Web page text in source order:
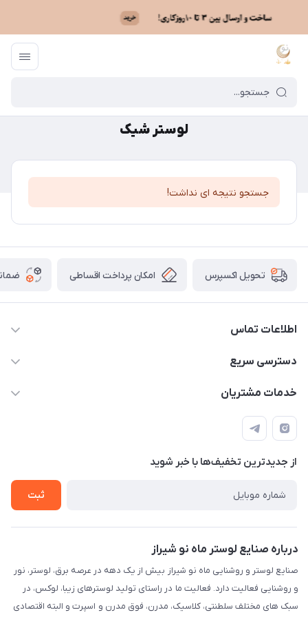
ماه نو / لوستر شیک
لوستر شیک
جستجو نتیجه ای نداشت!
تحویل اکسپرس امکان پرداخت اقساطی
اطلاعات تماس
09171115348
طبقه همکف واحد 131
دسترسی سریع
مجله فروشگاه
درباره ما
تماس با ما
خدمات مشتریان
قوانین و مقررات
حریم خصوصی
راهنما
از جدید‌ترین تخفیف‌ها با‌ خبر شوید
ثبت
درباره صنایع لوستر ماه نو شیراز
صنایع لوستر و روشنایی ماه نو شیراز بیش از یک دهه در عرصه برق، لوستر، نور
و روشنایی فعالیت دارد. فعالیت ما در راستای تولید لوسترهای زیبا، لوکس، در
سبک های مختلف سلطنتی، کلاسیک، مدرن، فوق مدرن و اسپرت و البته اقتصادی